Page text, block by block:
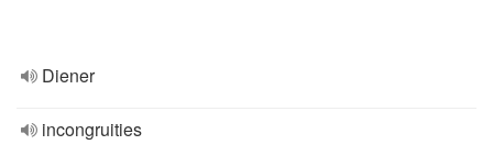
Diener
incongruities